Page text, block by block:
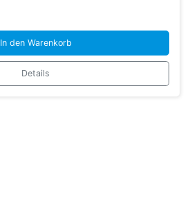
In den Warenkorb
Details